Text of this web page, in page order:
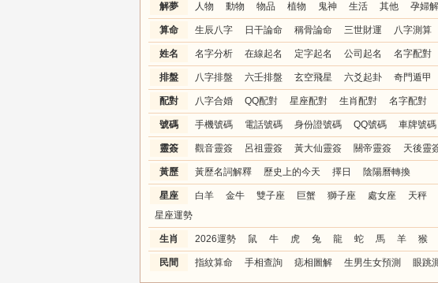
解夢 人物 動物 物品 植物 鬼神 生活 其他 孕婦
算命 生辰八字 日干論命 稱骨論命 三世財運 八字測算
姓名 名字分析 在線起名 定字起名 公司起名 名字配對
排盤 八字排盤 六壬排盤 玄空飛星 六爻起卦 奇門遁甲
配對 八字合婚 QQ配對 星座配對 生肖配對 名字配對
號碼 手機號碼 電話號碼 身份證號碼 QQ號碼 車牌號碼
靈簽 觀音靈簽 呂祖靈簽 黃大仙靈簽 關帝靈簽 天後靈
黃歷 黃歷名詞解釋 歷史上的今天 擇日 陰陽曆轉換
星座 白羊 金牛 雙子座 巨蟹 獅子座 處女座 天秤
星座運勢
生肖 2026運勢 鼠 牛 虎 兔 龍 蛇 馬 羊 猴
民間 指紋算命 手相查詢 痣相圖解 生男生女預測 眼跳